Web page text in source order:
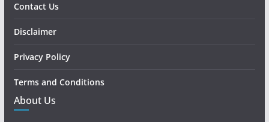
Contact Us
Disclaimer
Privacy Policy
Terms and Conditions
About Us